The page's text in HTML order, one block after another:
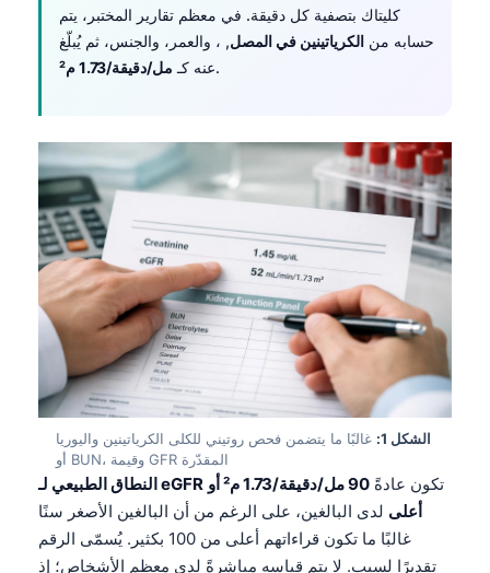
كليتاك بتصفية كل دقيقة. في معظم تقارير المختبر، يتم
حسابه من الكرياتينين في المصل, ، والعمر، والجنس، ثم يُبلّغ
عنه كـ مل/دقيقة/1.73 م² .
الشكل 1:
غالبًا ما يتضمن فحص روتيني للكلى الكرياتينين واليوريا
أو BUN، وقيمة GFR المقدّرة
النطاق الطبيعي لـ eGFR تكون عادةً
90 مل/دقيقة/1.73 م² أو
أعلى لدى البالغين، على الرغم من أن البالغين الأصغر سنًا
غالبًا ما تكون قراءاتهم أعلى من 100 بكثير. يُسمّى الرقم
تقديرًا لسبب. لا يتم قياسه مباشرةً لدى معظم الأشخاص؛ إذ